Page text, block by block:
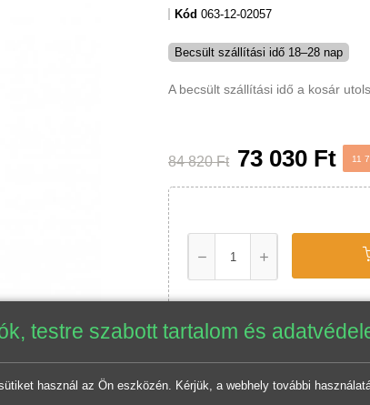
Kód 063-12-02057
Becsült szállítási idő 18–28 nap
A becsült szállítási idő a kosár
73 030 Ft
testre szabott tartalom és
használ az Ön eszközén. Kérjük, a webhely további